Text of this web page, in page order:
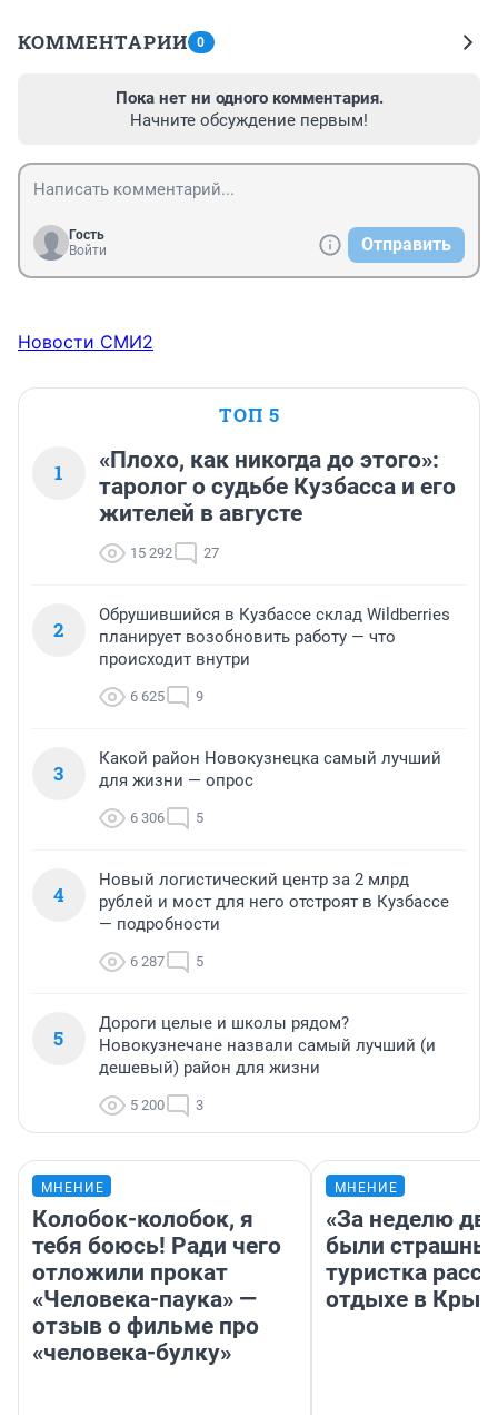
КОММЕНТАРИИ 0
Пока нет ни одного комментария.
Начните обсуждение первым!
Гость
Войти
Отправить
Новости СМИ2
ТОП 5
1
«Плохо, как никогда до этого»:
таролог о судьбе Кузбасса и его
жителей в августе
15 292 27
2
Обрушившийся в Кузбассе склад Wildberries
планирует возобновить работу — что
происходит внутри
6 625 9
3
Какой район Новокузнецка самый лучший
для жизни — опрос
6 306 5
4
Новый логистический центр за 2 млрд
рублей и мост для него отстроят в Кузбассе
— подробности
6 287 5
5
Дороги целые и школы рядом?
Новокузнечане назвали самый лучший (и
дешевый) район для жизни
5 200 3
МНЕНИЕ
Колобок-колобок, я
тебя боюсь! Ради чего
отложили прокат
«Человека-паука» —
отзыв о фильме про
«человека-булку»
МНЕНИЕ
«За неделю
были
туристка
отдыхе в